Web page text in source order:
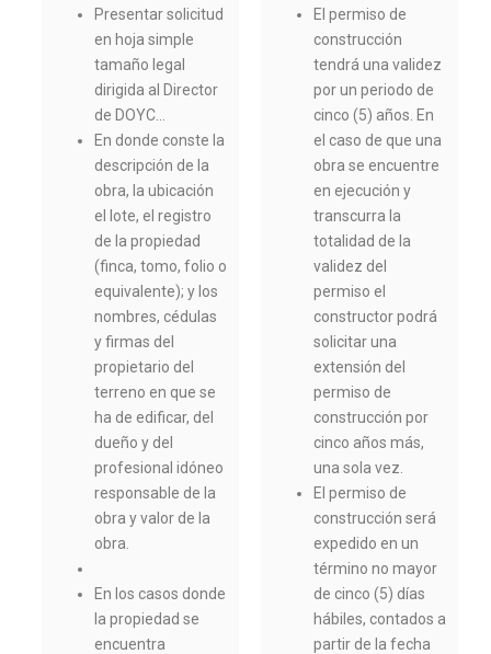
Presentar solicitud
en hoja simple
tamaño legal
dirigida al Director
de DOYC…
En donde conste la
descripción de la
obra, la ubicación
el lote, el registro
de la propiedad
(finca, tomo, folio o
equivalente); y los
nombres, cédulas
y firmas del
propietario del
terreno en que se
ha de edificar, del
dueño y del
profesional idóneo
responsable de la
obra y valor de la
obra.
En los casos donde
la propiedad se
encuentra
El permiso de
construcción
tendrá una validez
por un periodo de
cinco (5) años. En
el caso de que una
obra se encuentre
en ejecución y
transcurra la
totalidad de la
validez del
permiso el
constructor podrá
solicitar una
extensión del
permiso de
construcción por
cinco años más,
una sola vez.
El permiso de
construcción será
expedido en un
término no mayor
de cinco (5) días
hábiles, contados a
partir de la fecha